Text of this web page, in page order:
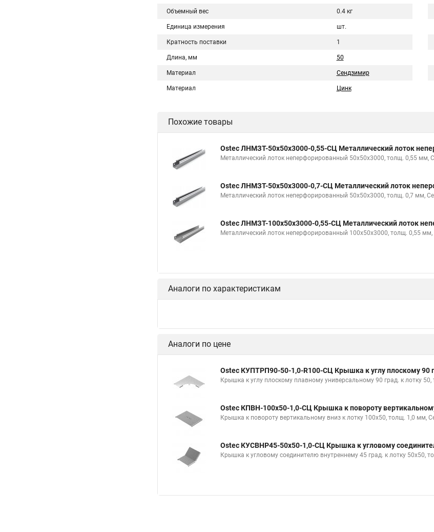
Объемный вес 0.4 кг
Единица измерения шт.
Кратность поставки 1
Длина, мм 50
Материал Сендзимир
Материал Цинк
Похожие товары
Ostec ЛНМЗТ-50х50х3000-0,55-СЦ Металлический лоток
Металлический лоток неперфорированный 50х50х3000, толщ. 0,55 мм,
Ostec ЛНМЗТ-50х50х3000-0,7-СЦ Металлический лоток
Металлический лоток неперфорированный 50х50х3000, толщ. 0,7 мм,
Ostec ЛНМЗТ-100х50х3000-0,55-СЦ Металлический лоток
Металлический лоток неперфорированный 100х50х3000, толщ. 0,55
Аналоги по характеристикам
Аналоги по цене
Ostec КУПТРП90-50-1,0-R100-СЦ Крышка к углу плоскому 90
Крышка к углу плоскому плавному универсальному 90 град. к лотку
Ostec КПВН-100х50-1,0-СЦ Крышка к повороту
Крышка к повороту вертикальному вниз к лотку 100х50, толщ. 1,0 мм,
Ostec КУСВНР45-50х50-1,0-СЦ Крышка к угловому
Крышка к угловому соединителю внутреннему 45 град. к лотку 50х50,